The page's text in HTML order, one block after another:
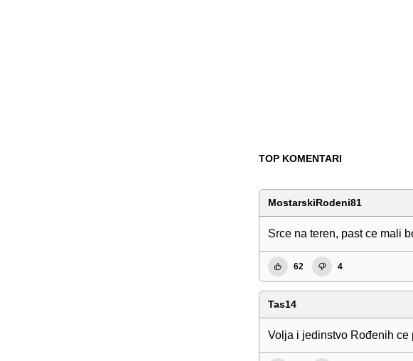
TOP KOMENTARI
MostarskiRodeni81
Srce na teren, past ce mali
62 4
Tas14
Volja i jedinstvo Rođenih